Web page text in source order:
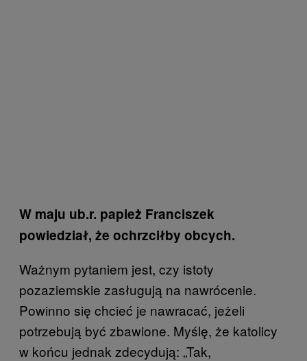
W maju ub.r. papież Franciszek
powiedział, że ochrzciłby obcych.
Ważnym pytaniem jest, czy istoty
pozaziemskie zasługują na nawrócenie.
Powinno się chcieć je nawracać, jeżeli
potrzebują być zbawione. Myślę, że katolicy
w końcu jednak zdecydują: „Tak,